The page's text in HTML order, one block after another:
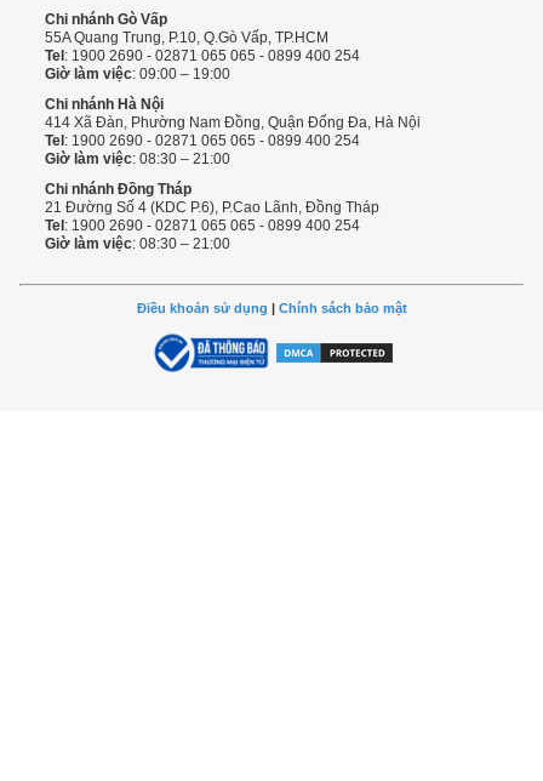
Chi nhánh Gò Vấp
55A Quang Trung, P.10, Q.Gò Vấp, TP.HCM
Tel : 1900 2690 - 02871 065 065 - 0899 400 254
Giờ làm việc: 09:00 – 19:00
Chi nhánh Hà Nội
414 Xã Đàn, Phường Nam Đồng, Quận Đống Đa, Hà Nội
Tel : 1900 2690 - 02871 065 065 - 0899 400 254
Giờ làm việc: 08:30 – 21:00
Chi nhánh Đồng Tháp
21 Đường Số 4 (KDC P.6), P.Cao Lãnh, Đồng Tháp
Tel : 1900 2690 - 02871 065 065 - 0899 400 254
Giờ làm việc: 08:30 – 21:00
Điều khoản sử dụng | Chính sách bảo mật